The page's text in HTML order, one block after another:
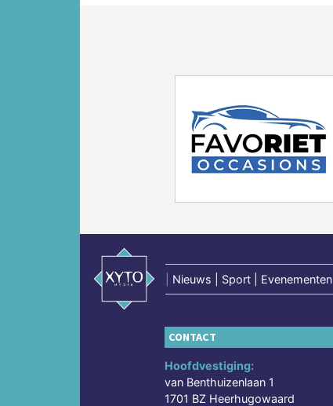
Nieuws | Sport | Evenementen
CONTACT
Hoofdvestiging:
van Benthuizenlaan 1
1701 BZ Heerhugowaard